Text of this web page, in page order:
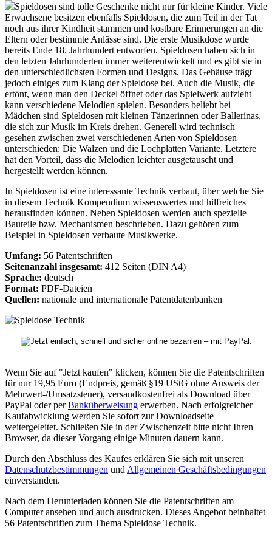
Spieldosen sind tolle Geschenke nicht nur für kleine Kinder. Viele
Erwachsene besitzen ebenfalls Spieldosen, die zum Teil in der Tat
noch aus ihrer Kindheit stammen und kostbare Erinnerungen an die
Eltern oder bestimmte Anlässe sind. Die erste Musikdose wurde
bereits Ende 18. Jahrhundert entworfen. Spieldosen haben sich in
den letzten Jahrhunderten immer weiterentwickelt und es gibt sie in
den unterschiedlichsten Formen und Designs. Das Gehäuse trägt
jedoch einiges zum Klang der Spieldose bei. Auch die Musik, die
ertönt, wenn man den Deckel öffnet oder das Spielwerk aufzieht
kann verschiedene Melodien spielen. Besonders beliebt bei
Mädchen sind Spieldosen mit kleinen Tänzerinnen oder Ballerinas,
die sich zur Musik im Kreis drehen. Generell wird technisch
gesehen zwischen zwei verschiedenen Arten von Spieldosen
unterschieden: Die Walzen und die Lochplatten Variante. Letztere
hat den Vorteil, dass die Melodien leichter ausgetauscht und
hergestellt werden können.
In Spieldosen ist eine interessante Technik verbaut, über welche Sie
in diesem Technik Kompendium wissenswertes und hilfreiches
herausfinden können. Neben Spieldosen werden auch spezielle
Bauteile bzw. Mechanismen beschrieben. Dazu gehören zum
Beispiel in Spieldosen verbaute Musikwerke.
Umfang: 56 Patentschriften
Seitenanzahl insgesamt: 412 Seiten (DIN A4)
Sprache: deutsch
Format: PDF-Dateien
Quellen: nationale und internationale Patentdatenbanken
Wenn Sie auf "Jetzt kaufen" klicken, können Sie die Patentschriften
für nur 19,95 Euro (Endpreis, gemäß §19 UStG ohne Ausweis der
Mehrwert-/Umsatzsteuer), versandkostenfrei als Download über
PayPal oder perBanküberweisung erwerben. Nach erfolgreicher
Kaufabwicklung werden Sie sofort zur Downloadseite
weitergeleitet. Schließen Sie in der Zwischenzeit bitte nicht Ihren
Browser, da dieser Vorgang einige Minuten dauern kann.
Durch den Abschluss des Kaufes erklären Sie sich mit unseren
Datenschutzbestimmungen und Allgemeinen Geschäftsbedingungen
einverstanden.
Nach dem Herunterladen können Sie die Patentschriften am
Computer ansehen und auch ausdrucken. Dieses Angebot beinhaltet
56 Patentschriften zum Thema Spieldose Technik.